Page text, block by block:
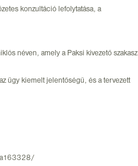
konzultáció lefolytatása, a
néven, amely a Paksi kivezető szakasz
ügy kiemelt jelentőségű, és a tervezett